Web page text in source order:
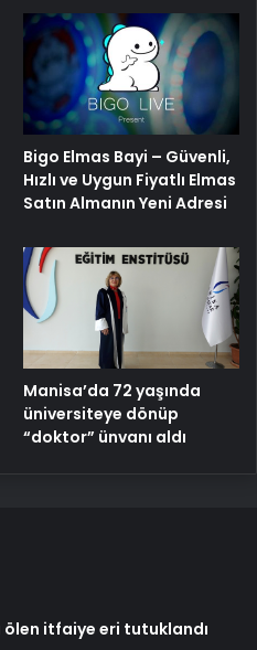
Bigo Elmas Bayi – Güvenli,
Hızlı ve Uygun Fiyatlı Elmas
Satın Almanın Yeni Adresi
Manisa’da 72 yaşında
üniversiteye dönüp
“doktor” ünvanı aldı
ölen itfaiye eri tutuklandı